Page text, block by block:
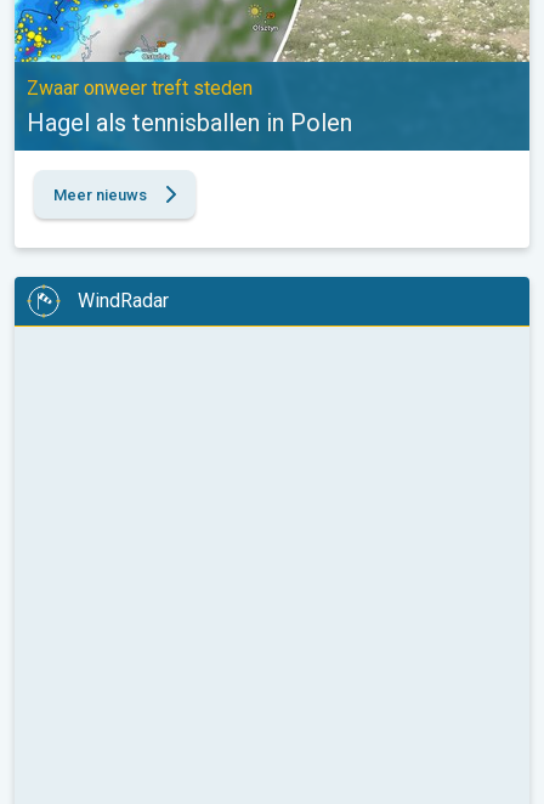
Zwaar onweer treft steden
Hagel als tennisballen in Polen
Meer nieuws
WindRadar